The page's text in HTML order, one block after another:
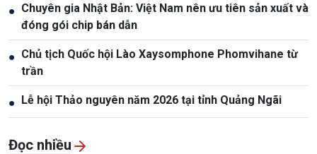
● Chuyên gia Nhật Bản: Việt Nam nên ưu tiên sản xuất và
đóng gói chip bán dẫn
● Chủ tịch Quốc hội Lào Xaysomphone Phomvihane từ
trần
● Lễ hội Thảo nguyên năm 2026 tại tỉnh Quảng Ngãi
Đọc nhiều